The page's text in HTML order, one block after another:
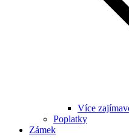
Více
Poplatky
Zámek